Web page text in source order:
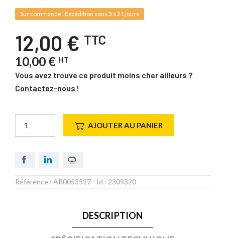
Sur commande : Expédition sous 3 à 21 jours
12,00 € TTC
10,00 € HT
Vous avez trouvé ce produit moins cher ailleurs ?
Contactez-nous !
AJOUTER AU PANIER
Référence : AR0053527 - Id : 2309320
DESCRIPTION